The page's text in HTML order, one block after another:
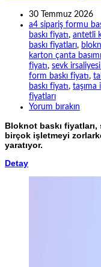
30 Temmuz 2026
a4 sipariş formu
baskı fiyatı, antetli
baskı fiyatları,
karton çanta basımı
fiyatı, sevk
form baskı fiyatı,
baskı fiyatı, taşıma
fiyatları
Yorum bırakın
Bloknot baskı
birçok işletmeyi
yaratıyor.
Detay